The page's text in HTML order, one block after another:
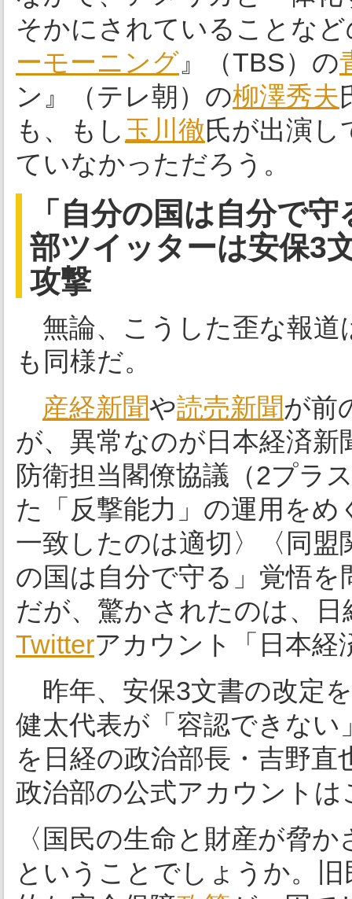
そかにされていることな
ーモーニング 』（TBS）の
ン』（テレ朝）の柳澤秀夫
も、もし 玉川徹氏が出演し
ていなかっただろう。
「自分の国は自分で
部ツイッターは安保3
攻撃
無論、こうした歪な報道
も同様だ。
産経新聞や読売新聞が前
が、異常なのが日本経済
防衛担当閣僚協議（2プラ
た「反撃能力」の運用を
一致したのは適切〉〈同
の国は自分で守る」覚悟
だが、驚かされたのは、
Twitterアカウント「日本経
昨年、安保3文書の改定
健太代表が「容認できな
を日経の政治部長・吉野
政治部の公式アカウント
〈国民の生命と財産が脅
ということでしょうか。